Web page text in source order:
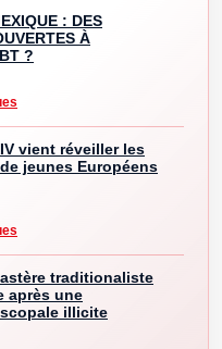
: DES
À
?
vient réveiller les
jeunes Européens
traditionaliste
après une
illicite